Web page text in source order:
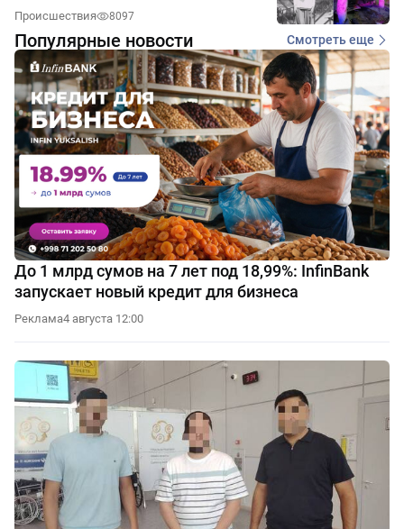
Происшествия 8097
Популярные новости Смотреть еще
До 1 млрд сумов на 7 лет под 18,99%: InfinBank
запускает новый кредит для бизнеса
Реклама4 августа 12:00